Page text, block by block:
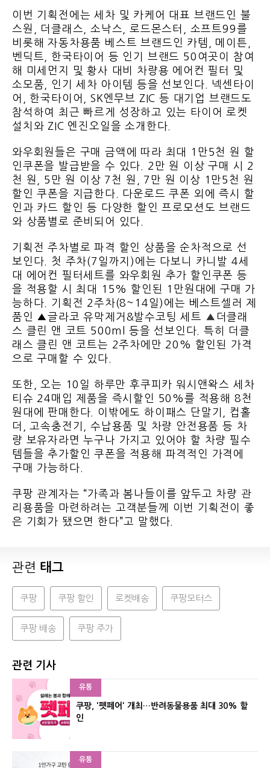
이번 기획전에는 세차 및 카케어 대표 브랜드인 불
스원, 더클래스, 소낙스, 로드몬스터, 소프트99를
비롯해 자동차용품 베스트 브랜드인 카템, 메이튼,
벤딕트, 한국타이어 등 인기 브랜드 50여곳이 참여
해 미세먼지 및 황사 대비 차량용 에어컨 필터 및
소모품, 인기 세차 아이템 등을 선보인다. 넥센타이
어, 한국타이어, SK엔무브 ZIC 등 대기업 브랜드도
참석하여 최근 빠르게 성장하고 있는 타이어 로켓
설치와 ZIC 엔진오일을 소개한다.
와우회원들은 구매 금액에 따라 최대 1만5천 원 할
인쿠폰을 발급받을 수 있다. 2만 원 이상 구매 시 2
천 원, 5만 원 이상 7천 원, 7만 원 이상 1만5천 원
할인 쿠폰을 지급한다. 다운로드 쿠폰 외에 즉시 할
인과 카드 할인 등 다양한 할인 프로모션도 브랜드
와 상품별로 준비되어 있다.
기획전 주차별로 파격 할인 상품을 순차적으로 선
보인다. 첫 주차(7일까지)에는 다보니 카니발 4세
대 에어컨 필터세트를 와우회원 추가 할인쿠폰 등
을 적용할 시 최대 15% 할인된 1만원대에 구매 가
능하다. 기획전 2주차(8~14일)에는 베스트셀러 제
품인 ▲글라코 유막제거&발수코팅 세트 ▲ 더클래
스 클린 앤 코트 500ml 등을 선보인다. 특히 더클
래스 클린 앤 코트는 2주차에만 20% 할인된 가격
으로 구매할 수 있다.
또한, 오는 10일 하루만 후쿠피카 워시앤왁스 세차
티슈 24매입 제품을 즉시할인 50%를 적용해 8천
원대에 판매한다. 이밖에도 하이패스 단말기, 컵홀
더, 고속충전기, 수납용품 및 차량 안전용품 등 차
량 보유자라면 누구나 가지고 있어야 할 차량 필수
템들을 추가할인 쿠폰을 적용해 파격적인 가격에
구매 가능하다.
쿠팡 관계자는 “가족과 봄나들이를 앞두고 차량 관
리용품을 마련하려는 고객분들께 이번 기획전이 좋
은 기회가 됐으면 한다”고 말했다.
관련 태그
쿠팡 쿠팡 할인 로켓배송 쿠팡모터스
쿠팡 배송 쿠팡 주가
관련 기사
유통
쿠팡, '펫페어' 개최…반려동물용품 최대 30% 할
인
유통